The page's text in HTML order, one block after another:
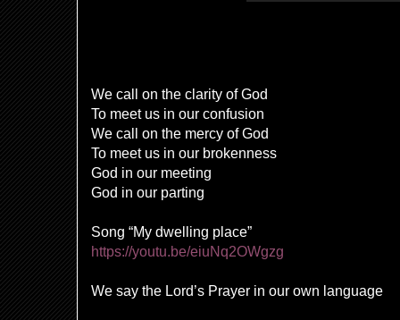
We call on the clarity of God
To meet us in our confusion
We call on the mercy of God
To meet us in our brokenness
God in our meeting
God in our parting
Song “My dwelling place”
https://youtu.be/eiuNq2OWgzg
We say the Lord’s Prayer in our own language